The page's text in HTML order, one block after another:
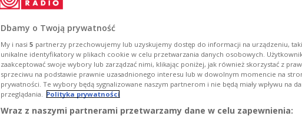
W paśmie "Na Luzie" w Polskim Radiu Kierowców
GolecUOrkiestry. Muzycy opowiedzieli o swojej
krokami trasie koncertowej. Nie zabrakło również
wysłuchania wywiadu.
Zobacz więcej na temat:Radio kierowców Zbigniew Zegler
Golec uOrkiestra Łukasz Golec muzyka tradycyjna
Maja Golec wkracza do świata
Dbamy o Twoją prywatność
My i nasi 5 partnerzy przechowujemy lub uzyskujemy dostęp do informacji na urządzeniu,
unikalne identyfikatory w plikach cookie w celu przetwarzania danych osobowych.
zaakceptować swoje wybory lub zarządzać nimi, klikając poniżej, jak również skorzystać z
sprzeciwu na podstawie prawnie uzasadnionego interesu lub w dowolnym momencie na
prywatności. Te wybory będą sygnalizowane naszym partnerom i nie będą miały wpływu na
przeglądania. Polityka prywatności
Wraz z naszymi partnerami przetwarzamy dane w celu zapewnienia: